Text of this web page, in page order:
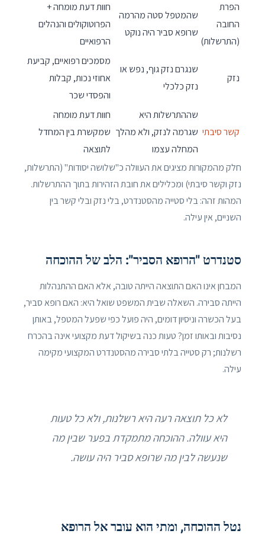
הפרת
החובה
(התרשלות)
שהמטפל סטה מהרמה
שרופא סביר היה נוקט
חוות דעת מומחה +
הפרוטוקולים והנהלים
הרפואיים
נזק
שנגרם נזק גוף, נפש או
נזק כלכלי
מסמכים רפואיים, קביעת
אחוזי נכות, קבלות
והפסדי שכר
קשר סיבתי
שההתרשלות היא
שגרמה לנזק, ולא מהלך
המחלה עצמו
חוות דעת מומחה
שמקשרת בין המחדל
לתוצאה
חלק מהמקורות מציגים את העוולה כ"שלושה יסודות" (התרשלות,
נזק וקשר סיבתי) ומכלילים את חובת הזהירות בתוך ההתרשלות.
המהות זהה: בלי סטייה מהסטנדרט, בלי נזק ובלי קשר בין
השניים, אין עילה.
סטנדרט "הרופא הסביר": הלב של ההוכחה
המבחן אינו האם התוצאה הייתה טובה, אלא האם ההתנהלות
הייתה סבירה. השאלה שבית המשפט שואל היא: האם רופא סביר,
בעל הכשרה וניסיון דומים, היה פועל כפי שפעל המטפל, באותן
נסיבות ובאותו זמן? טעות כנה בשיקול דעת מקצועי אינה בהכרח
רשלנות; רק סטייה בלתי סבירה מהסטנדרט המקצועי מקימה
עילה.
לא כל תוצאה רעה היא רשלנות, ולא כל טעות
היא עוולה. ההוכחה מתמקדת בפער שבין מה
שנעשה לבין מה שרופא סביר היה עושה.
נטל ההוכחה, ומתי הוא עובר אל הרופא